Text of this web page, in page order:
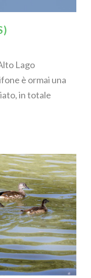
Lago
è ormai una
in totale